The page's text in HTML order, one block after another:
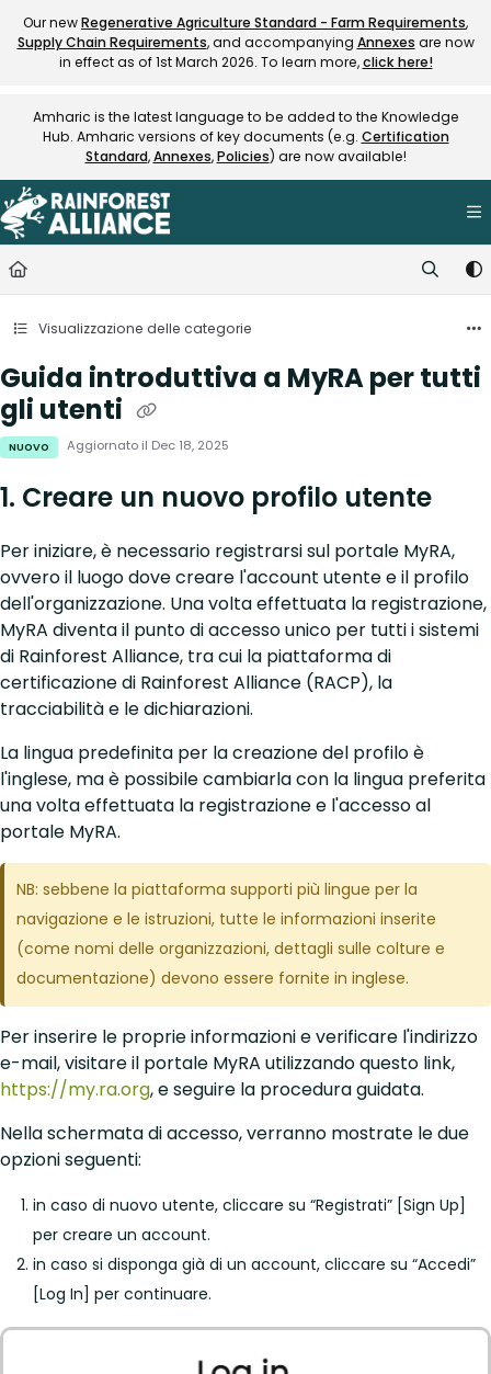
Documentation Index
Fetch the complete documentation index at:https://
Our newRegenerative Agriculture Standard - Farm Requirements,
Supply Chain Requirements, and accompanying Annexes are now
in effect as of 1st March 2026. To learn more,click here!
Amharic is the latest language to be added to the Knowledge
Hub. Amharic versions of key documents (e.g. Certification
Standard,Annexes,Policies) are now available!
Visualizzazione delle categorie
Guida introduttiva a MyRA per tutti
gli utenti
NUOVO Aggiornato il Dec 18, 2025
1. Creare un nuovo profilo utente
Per iniziare, è necessario registrarsi sul portale MyRA,
ovvero il luogo dove creare l'account utente e il profilo
dell'organizzazione. Una volta effettuata la registrazione,
MyRA diventa il punto di accesso unico per tutti i sistemi
di Rainforest Alliance, tra cui la piattaforma di
certificazione di Rainforest Alliance (RACP), la
tracciabilità e le dichiarazioni.
La lingua predefinita per la creazione del profilo è
l'inglese, ma è possibile cambiarla con la lingua preferita
una volta effettuata la registrazione e l'accesso al
portale MyRA.
NB: sebbene la piattaforma supporti più lingue per la
navigazione e le istruzioni, tutte le informazioni inserite
(come nomi delle organizzazioni, dettagli sulle colture e
documentazione) devono essere fornite in inglese.
Per inserire le proprie informazioni e verificare l'indirizzo
e-mail, visitare il portale MyRA utilizzando questo link,
https://my.ra.org, e seguire la procedura guidata.
Nella schermata di accesso, verranno mostrate le due
opzioni seguenti:
in caso di nuovo utente, cliccare su “Registrati” [Sign Up]
per creare un account.
in caso si disponga già di un account, cliccare su “Accedi”
[Log In] per continuare.